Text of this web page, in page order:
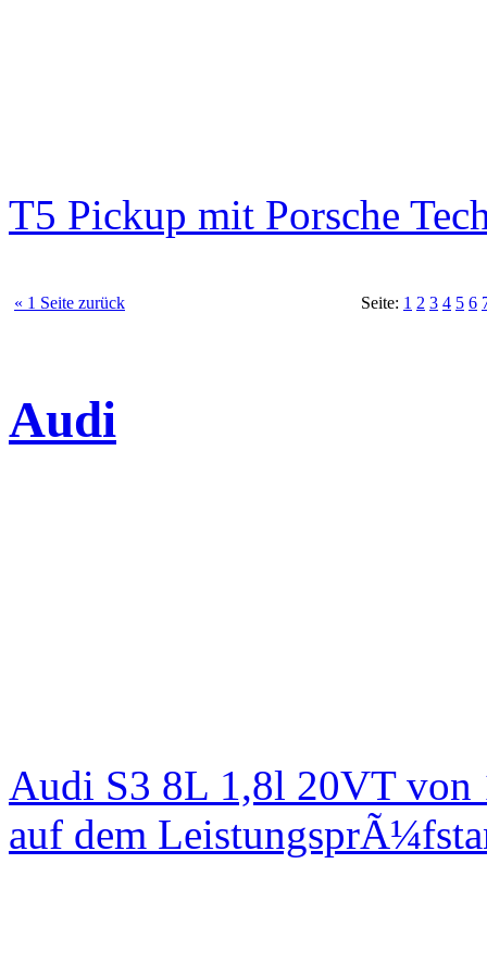
T5 Pickup mit Porsche
« 1 Seite zurück Seite: 1 2 3 4 5 6
Audi
Audi S3 8L 1,8l 20VT von
auf dem